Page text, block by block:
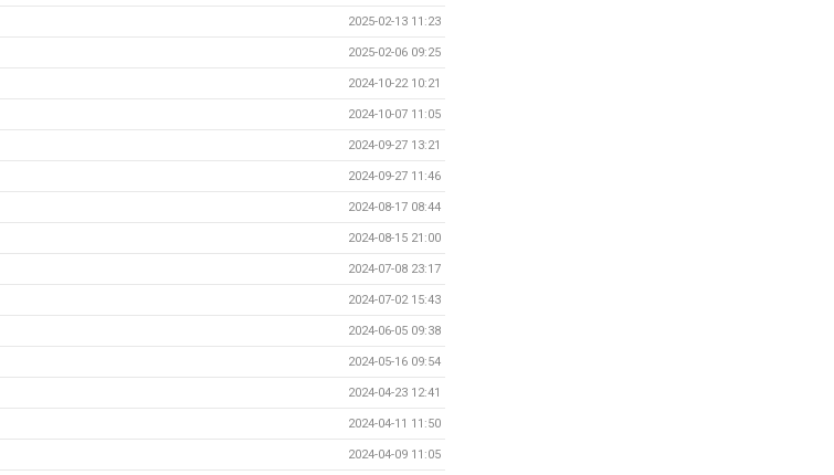
2025-02-13 11:23
2025-02-06 09:25
2024-10-22 10:21
2024-10-07 11:05
2024-09-27 13:21
2024-09-27 11:46
2024-08-17 08:44
2024-08-15 21:00
2024-07-08 23:17
2024-07-02 15:43
2024-06-05 09:38
2024-05-16 09:54
2024-04-23 12:41
2024-04-11 11:50
2024-04-09 11:05